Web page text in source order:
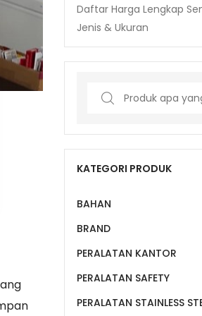
Daftar Harga Lengkap
Jenis & Ukuran
Search
KATEGORI PRODUK
BAHAN
BRAND
PERALATAN KANTOR
PERALATAN SAFETY
PERALATAN STAINLESS